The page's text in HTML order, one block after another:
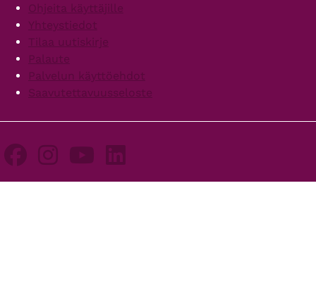
Ohjeita käyttäjille
Yhteystiedot
Tilaa uutiskirje
Palaute
Palvelun käyttöehdot
Saavutettavuusseloste